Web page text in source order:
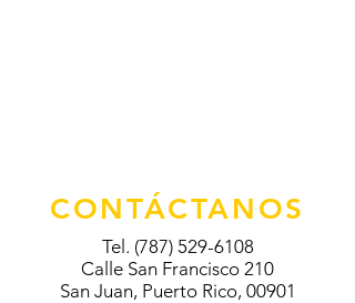
CONTÁCTANOS
Tel. (787) 529-6108
Calle San Francisco 210
San Juan, Puerto Rico, 00901